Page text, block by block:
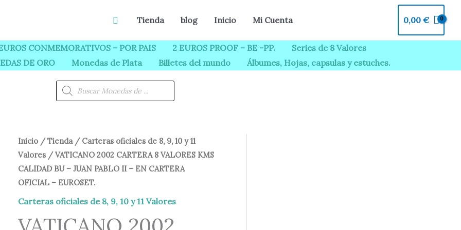
BuscarTienda blog Inicio Mi Cuenta 0,00 €
CONMEMORATIVOS – POR PAIS 2 EUROS PROOF – BE -PP.
Series de 8 Valores
DE ORO Monedas de Plata Billetes del mundo Álbumes, Hojas, capsulas y estuches.
Búsqueda
de
productos
Inicio/Tienda/ Carteras oficiales de 8, 9, 10 y 11
Valores/ VATICANO 2002 CARTERA 8 VALORES KMS
CALIDAD BU – JUAN PABLO II – EN CARTERA
OFICIAL – EUROSET.
Carteras oficiales de 8, 9, 10 y 11 Valores